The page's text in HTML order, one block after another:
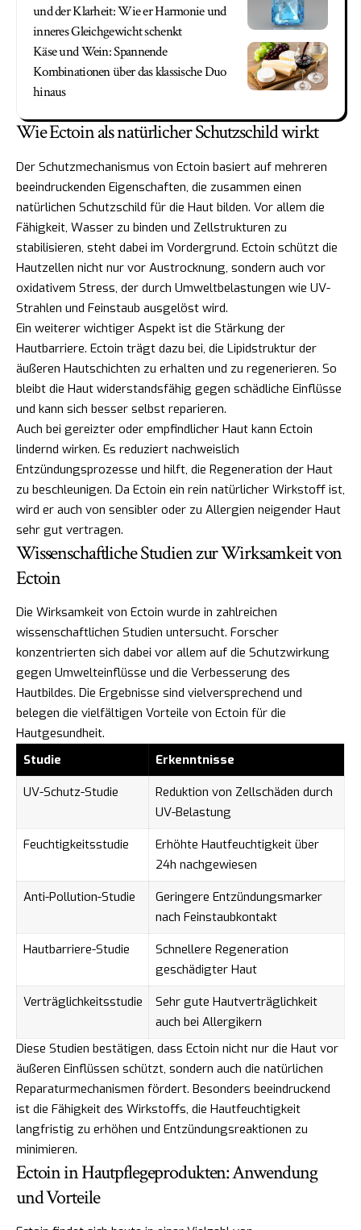
und der Klarheit: Wie er Harmonie und
inneres Gleichgewicht schenkt
Käse und Wein: Spannende
Kombinationen über das klassische Duo
hinaus
Wie Ectoin als natürlicher Schutzschild wirkt
Der Schutzmechanismus von Ectoin basiert auf mehreren
beeindruckenden Eigenschaften, die zusammen einen
natürlichen Schutzschild für die Haut bilden. Vor allem die
Fähigkeit, Wasser zu binden und Zellstrukturen zu
stabilisieren, steht dabei im Vordergrund. Ectoin schützt die
Hautzellen nicht nur vor Austrocknung, sondern auch vor
oxidativem Stress, der durch Umweltbelastungen wie UV-
Strahlen und Feinstaub ausgelöst wird.
Ein weiterer wichtiger Aspekt ist die Stärkung der
Hautbarriere. Ectoin trägt dazu bei, die Lipidstruktur der
äußeren Hautschichten zu erhalten und zu regenerieren. So
bleibt die Haut widerstandsfähig gegen schädliche Einflüsse
und kann sich besser selbst reparieren.
Auch bei gereizter oder empfindlicher Haut kann Ectoin
lindernd wirken. Es reduziert nachweislich
Entzündungsprozesse und hilft, die Regeneration der Haut
zu beschleunigen. Da Ectoin ein rein natürlicher Wirkstoff ist,
wird er auch von sensibler oder zu Allergien neigender Haut
sehr gut vertragen.
Wissenschaftliche Studien zur Wirksamkeit von
Ectoin
Die Wirksamkeit von Ectoin wurde in zahlreichen
wissenschaftlichen Studien untersucht. Forscher
konzentrierten sich dabei vor allem auf die Schutzwirkung
gegen Umwelteinflüsse und die Verbesserung des
Hautbildes. Die Ergebnisse sind vielversprechend und
belegen die vielfältigen Vorteile von Ectoin für die
Hautgesundheit.
Studie
Erkenntnisse
UV-Schutz-Studie
Reduktion von Zellschäden durch
UV-Belastung
Feuchtigkeitsstudie
Erhöhte Hautfeuchtigkeit über
24h nachgewiesen
Anti-Pollution-Studie
Geringere Entzündungsmarker
nach Feinstaubkontakt
Hautbarriere-Studie
Schnellere Regeneration
geschädigter Haut
Verträglichkeitsstudie
Sehr gute Hautverträglichkeit
auch bei Allergikern
Diese Studien bestätigen, dass Ectoin nicht nur die Haut vor
äußeren Einflüssen schützt, sondern auch die natürlichen
Reparaturmechanismen fördert. Besonders beeindruckend
ist die Fähigkeit des Wirkstoffs, die Hautfeuchtigkeit
langfristig zu erhöhen und Entzündungsreaktionen zu
minimieren.
Ectoin in Hautpflegeprodukten: Anwendung
und Vorteile